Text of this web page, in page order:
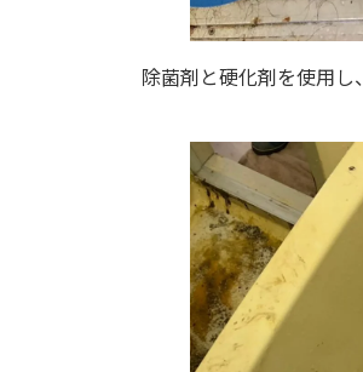
除菌剤と硬化剤を使用し